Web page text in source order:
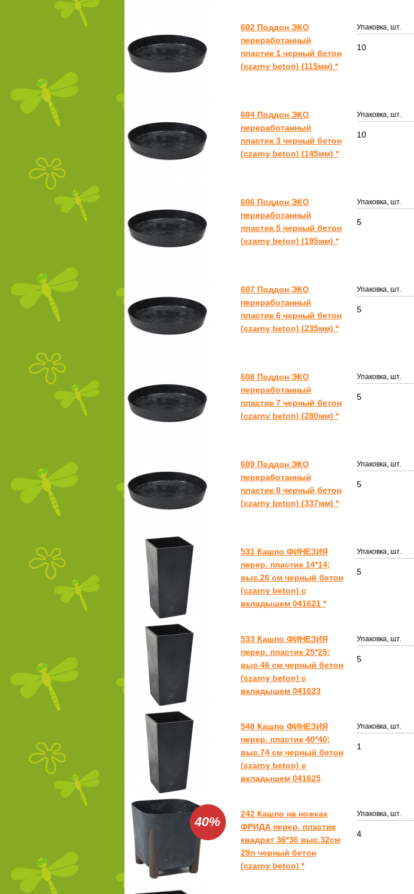
602 Поддон ЭКО
переработанный
пластик 1 черный бетон
(czarny beton) (115мм) *
Упаковка, шт.
10
604 Поддон ЭКО
переработанный
пластик 3 черный бетон
(czarny beton) (145мм) *
Упаковка, шт.
10
606 Поддон ЭКО
переработанный
пластик 5 черный бетон
(czarny beton) (195мм) *
Упаковка, шт.
5
607 Поддон ЭКО
переработанный
пластик 6 черный бетон
(czarny beton) (235мм) *
Упаковка, шт.
5
608 Поддон ЭКО
переработанный
пластик 7 черный бетон
(czarny beton) (280мм) *
Упаковка, шт.
5
609 Поддон ЭКО
переработанный
пластик 8 черный бетон
(czarny beton) (337мм) *
Упаковка, шт.
5
531 Кашпо ФИНЕЗИЯ
перер. пластик 14*14;
выс.26 см черный бетон
(czarny beton) с
вкладышем 041621 *
Упаковка, шт.
5
533 Кашпо ФИНЕЗИЯ
перер. пластик 25*25;
выс.46 см черный бетон
(czarny beton) с
вкладышем 041623
Упаковка, шт.
5
548 Кашпо ФИНЕЗИЯ
перер. пластик 40*40;
выс.74 см черный бетон
(czarny beton) с
вкладышем 041625
Упаковка, шт.
1
40%
242 Кашпо на ножках
ФРИДА перер. пластик
квадрат 36*36 выс.32см
29л черный бетон
(czarny beton) *
Упаковка, шт.
4